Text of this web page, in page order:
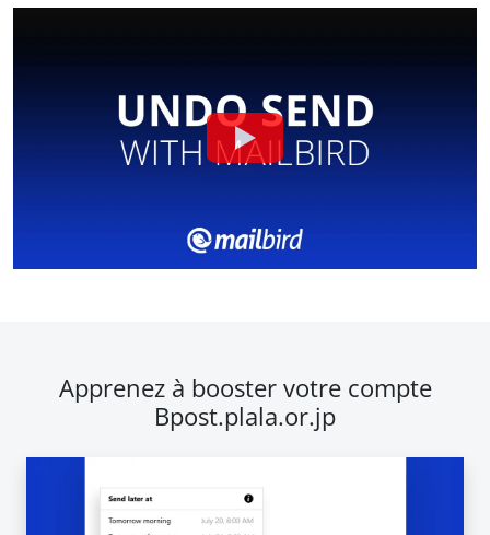
Apprenez à booster votre compte
Bpost.plala.or.jp